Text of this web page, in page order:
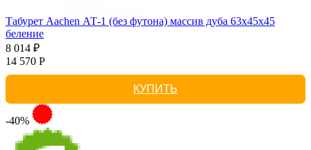
Табурет Aachen АТ-1 (без футона) массив дуба 63х45х45
беление
8 014 ₽
14 570 Р
КУПИТЬ
-40%